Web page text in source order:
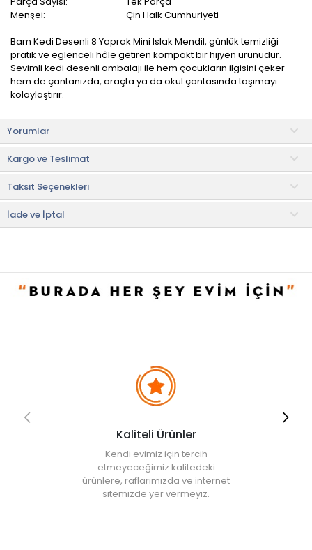
Menşei:
Çin Halk Cumhuriyeti
Bam Kedi Desenli 8 Yaprak Mini Islak Mendil, günlük temizliği
pratik ve eğlenceli hâle getiren kompakt bir hijyen ürünüdür.
Sevimli kedi desenli ambalajı ile hem çocukların ilgisini çeker
hem de çantanızda, araçta ya da okul çantasında taşımayı
kolaylaştırır.
temizliğinde hızlı ve etkili temizlik sağlar. Nazik formülü
sayesinde cildi tahriş etmeden kiri, kiri ve yapışkan kalıntıları
kolayca temizler; hoş ve ferah bir dokunuş bırakır.
• Not: Bu fiyat perakende satışlar için belirlenmiştir. Toplu alımlar
Evidea tarafından incelenecek ve uygun bulunmayan siparişler
iptal edilecektir.
• " Ürün görsellerinde ışık, ortam ve dijital düzenlemelere bağlı
Yorumlar
Kargo ve Teslimat
Taksit Seçenekleri
İade ve İptal
Kaliteli Ürünler
Kendi evimiz için tercih
etmeyeceğimiz kalitedeki
ürünlere, raflarımızda ve internet
sitemizde yer vermeyiz.